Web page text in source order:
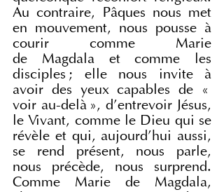
Au contraire, Pâques nous met
en mouvement, nous pousse à
courir comme Marie
de Magdala et comme les
disciples ; elle nous invite à
avoir des yeux capables de «
voir au-delà », d’entrevoir Jésus,
le Vivant, comme le Dieu qui se
révèle et qui, aujourd’hui aussi,
se rend présent, nous parle,
nous précède, nous surprend.
Comme Marie de Magdala,